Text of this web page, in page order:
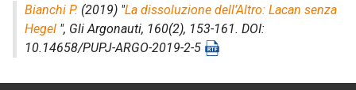
Bianchi P. (2019) "La dissoluzione dell’Altro: Lacan senza
Hegel ", Gli Argonauti, 160(2), 153-161. DOI:
10.14658/PUPJ-ARGO-2019-2-5